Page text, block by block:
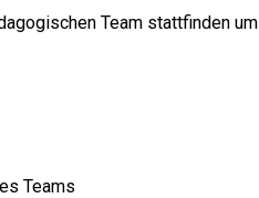
Team stattfinden um
Teams